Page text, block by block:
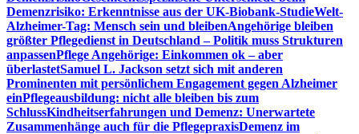
Demenzrisiko: Erkenntnisse aus der UK-Biobank-StudieWelt-
Alzheimer-Tag: Mensch sein und bleibenAngehörige bleiben
größter Pflegedienst in Deutschland – Politik muss Strukturen
anpassenPflege Angehörige: Einkommen ok – aber
überlastetSamuel L. Jackson setzt sich mit anderen
Prominenten mit persönlichem Engagement gegen Alzheimer
einPflegeausbildung: nicht alle bleiben bis zum
SchlussKindheitserfahrungen und Demenz: Unerwartete
Zusammenhänge auch für die PflegepraxisDemenz im